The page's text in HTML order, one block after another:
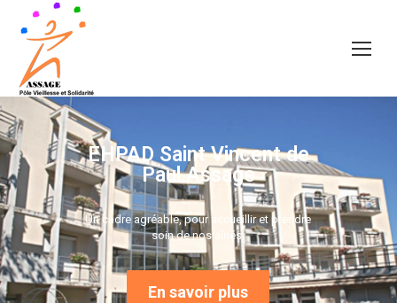
EHPAD Saint Vincent de
Paul Assage
Un cadre agréable, pour accueillir et prendre
soin de nos aînés.
En savoir plus